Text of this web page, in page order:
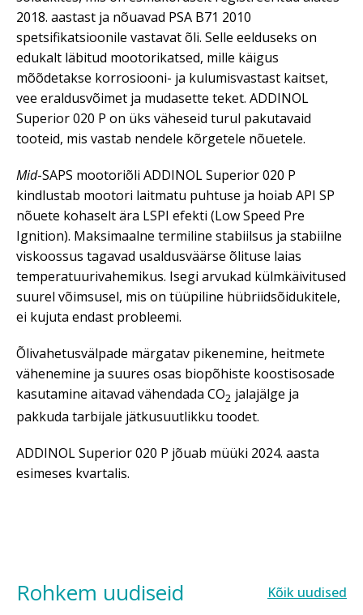
2018. aastast ja nõuavad PSA B71 2010
spetsifikatsioonile vastavat õli. Selle eelduseks on
edukalt läbitud mootorikatsed, mille käigus
mõõdetakse korrosiooni- ja kulumisvastast kaitset,
vee eraldusvõimet ja mudasette teket. ADDINOL
Superior 020 P on üks väheseid turul pakutavaid
tooteid, mis vastab nendele kõrgetele nõuetele.
Mid-SAPS mootoriõli ADDINOL Superior 020 P
kindlustab mootori laitmatu puhtuse ja hoiab API SP
nõuete kohaselt ära LSPI efekti (Low Speed Pre
Ignition). Maksimaalne termiline stabiilsus ja stabiilne
viskoossus tagavad usaldusväärse õlituse laias
temperatuurivahemikus. Isegi arvukad külmkäivitused
suurel võimsusel, mis on tüüpiline hübriidsõidukitele,
ei kujuta endast probleemi.
Õlivahetusvälpade märgatav pikenemine, heitmete
vähenemine ja suures osas biopõhiste koostisosade
kasutamine aitavad vähendada CO2 jalajälge ja
pakkuda tarbijale jätkusuutlikku toodet.
ADDINOL Superior 020 P jõuab müüki 2024. aasta
esimeses kvartalis.
Rohkem uudiseid Kõik uudised